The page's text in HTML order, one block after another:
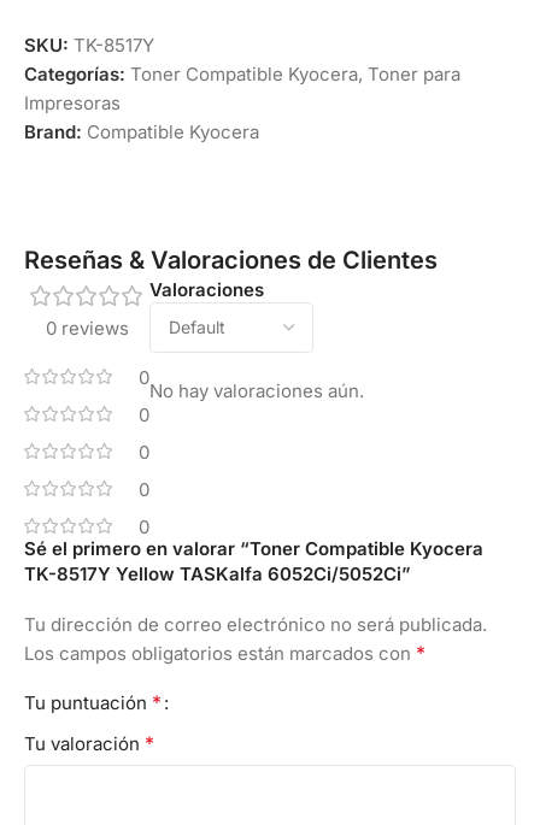
SKU: TK-8517Y
Categorías: Toner Compatible Kyocera, Toner para
Impresoras
Brand: Compatible Kyocera
Reseñas & Valoraciones de Clientes
0 reviews
0
0
0
0
0
Valoraciones
No hay valoraciones aún.
Sé el primero en valorar “Toner Compatible Kyocera
TK-8517Y Yellow TASKalfa 6052Ci/5052Ci”
Tu dirección de correo electrónico no será publicada.
Los campos obligatorios están marcados con *
Tu puntuación *
Tu valoración *